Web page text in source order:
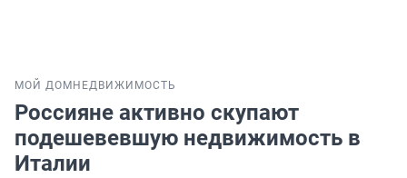
МОЙ ДОМ НЕДВИЖИМОСТЬ
Россияне активно скупают
подешевевшую недвижимость в
Италии